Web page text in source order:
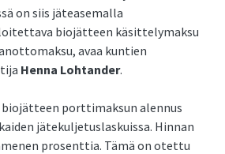
on siis jäteasemalla
biojätteen käsittelymaksu
avaa kuntien
Henna Lohtander.
biojätteen porttimaksun alennus
jätekuljetuslaskuissa. Hinnan
prosenttia. Tämä on otettu